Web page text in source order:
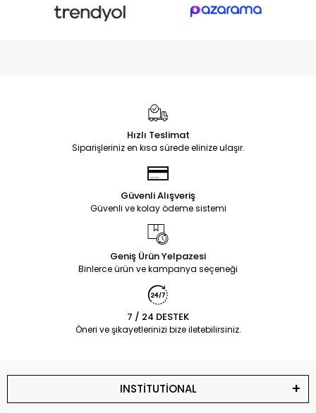
Hızlı Teslimat
Siparişleriniz en kısa sürede elinize ulaşır.
Güvenli Alışveriş
Güvenli ve kolay ödeme sistemi
Geniş Ürün Yelpazesi
Binlerce ürün ve kampanya seçeneği
7 / 24 DESTEK
Öneri ve şikayetlerinizi bize iletebilirsiniz.
INSTİTUTİONAL